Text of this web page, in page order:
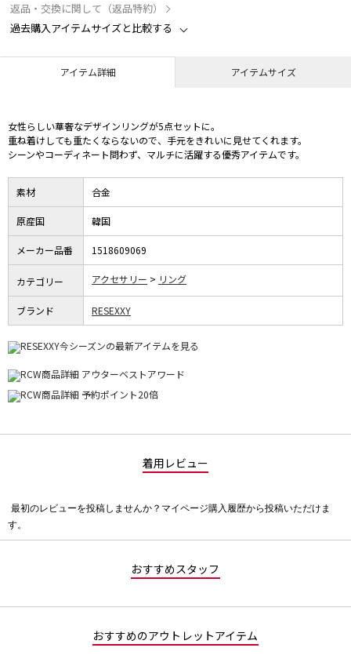
返品・交換に関して（返品特約）
過去購入アイテムサイズと比較する
アイテム詳細 アイテムサイズ
女性らしい華奢なデザインリングが5点セットに。
重ね着けしても重たくならないので、手元をきれいに見せてくれます。
シーンやコーディネート問わず、マルチに活躍する優秀アイテムです。
素材 合金
原産国 韓国
メーカー品番 1518609069
カテゴリー アクセサリー リング
ブランド RESEXXY
着用レビュー
価
最初のレビューを投稿しませんか？マイページ購入履歴から投稿いただけま
す。
おすすめスタッフ
おすすめのアウトレットアイテム